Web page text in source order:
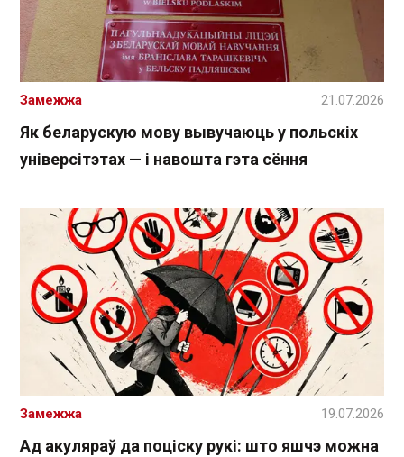
Як беларускую мову вывучаюць у польскіх
універсітэтах — і навошта гэта сёння
Замежжа 21.07.2026
Ад акуляраў да поціску рукі: што яшчэ можна
Замежжа 19.07.2026